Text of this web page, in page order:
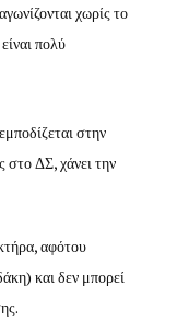
χωρίς το
πολύ
στην
στο ΔΣ, χάνει την
αφότου
και δεν μπορεί